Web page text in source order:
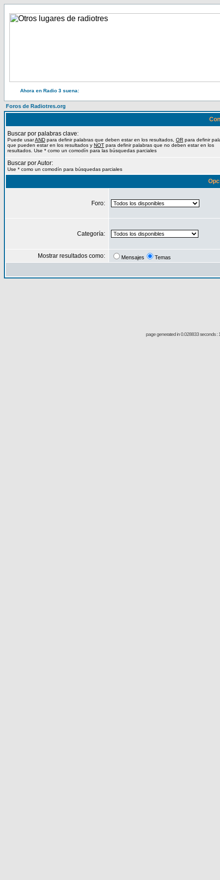
Ahora en Radio 3 suena:
Foros de Radiotres.org
Buscar por palabras clave:
Puede usarAND para definir palabras que deben estar en los resultados, OR para definir
que pueden estar en los resultados y NOT para definir palabras que no deben estar en los
resultados. Use * como un comodín para las búsquedas parciales
Buscar por Autor:
Use * como un comodín para búsquedas parciales
Foro:
Categoría:
Mostrar resultados como: Mensajes Temas
page generated in 0.028833 seconds :